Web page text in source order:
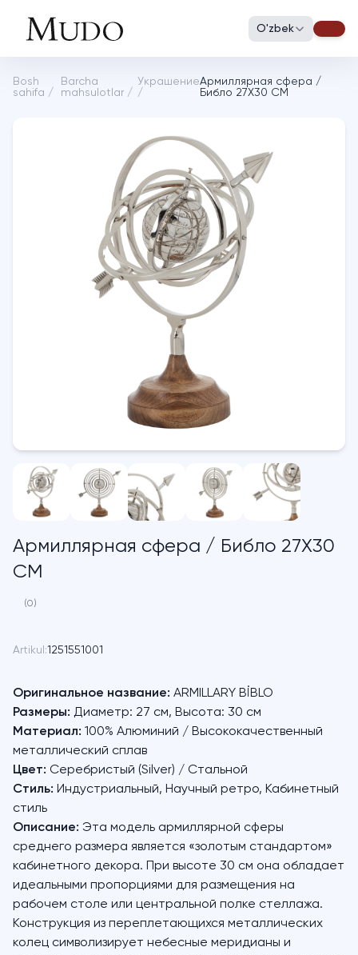
O'zbek
Bosh
sahifa /
Barcha
mahsulotlar/
Украшение
/
Армиллярная сфера /
Библо 27X30 CM
Армиллярная сфера / Библо 27X30
CM
(0)
Artikul:1251551001
Оригинальное название: ARMILLARY BİBLO
Размеры: Диаметр: 27 см, Высота: 30 см
Материал: 100% Алюминий / Высококачественный
металлический сплав
Цвет: Серебристый (Silver) / Стальной
Стиль: Индустриальный, Научный ретро, Кабинетный
стиль
Описание: Эта модель армиллярной сферы
среднего размера является «золотым стандартом»
кабинетного декора. При высоте 30 см она обладает
идеальными пропорциями для размещения на
рабочем столе или центральной полке стеллажа.
Конструкция из переплетающихся металлических
колец символизирует небесные меридианы и